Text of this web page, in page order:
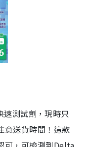
測試劑，現時只
意送貨時間！這款